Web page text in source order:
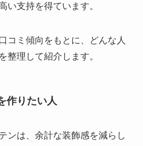
い支持を得ています。
コミ傾向をもとに、どんな人
整理して紹介します。
作りたい人
ンは、余計な装飾感を減らし